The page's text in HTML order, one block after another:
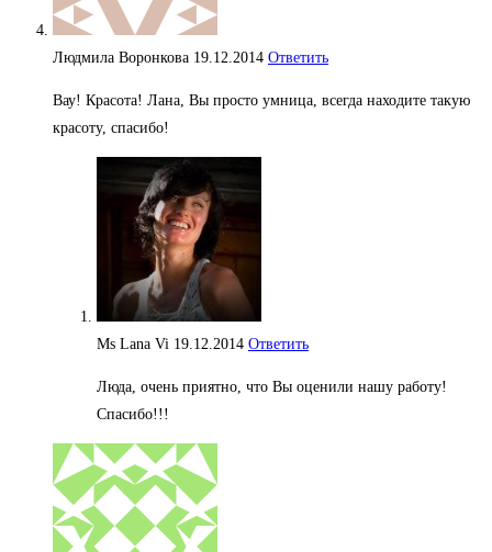
Людмила Воронкова 19.12.2014 Ответить
Вау! Красота! Лана, Вы просто умница, всегда находите такую
красоту, спасибо!
Ms Lana Vi 19.12.2014 Ответить
Люда, очень приятно, что Вы оценили нашу работу!
Спасибо!!!